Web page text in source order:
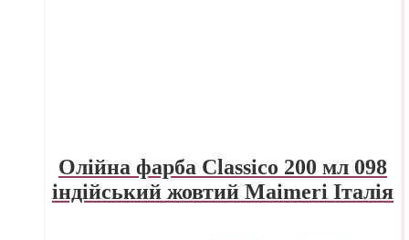
Олійна фарба Classico 200 мл 098
індійський жовтий Maimeri Італія